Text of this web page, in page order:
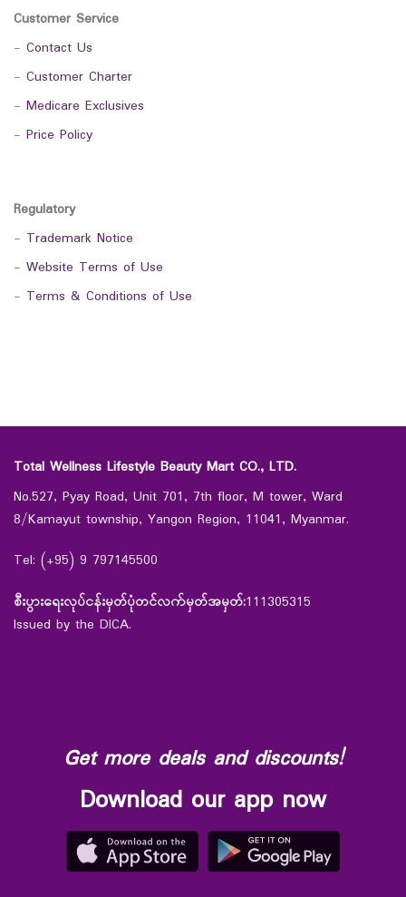
Customer Service
- Contact Us
- Customer Charter
- Medicare Exclusives
- Price Policy
Regulatory
- Trademark Notice
- Website Terms of Use
- Terms & Conditions of Use
Total Wellness Lifestyle Beauty Mart CO., LTD.
No.527, Pyay Road, Unit 701, 7th floor, M tower, Ward
8/Kamayut township, Yangon Region, 11041, Myanmar.
Tel: (+95) 9 797145500
စီးပွားရေးလုပ်ငန်းမှတ်ပုံတင်လက်မှတ်အမှတ်:111305315
Issued by the DICA.
Get more deals and discounts!
Download our app now